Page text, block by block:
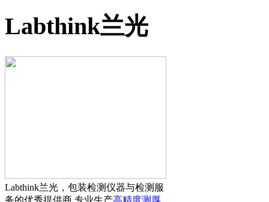
Labthink兰光
Labthink兰光，包装检测仪器与检测服